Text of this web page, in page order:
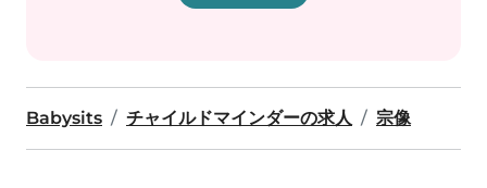
Babysits チャイルドマインダーの求人 宗像